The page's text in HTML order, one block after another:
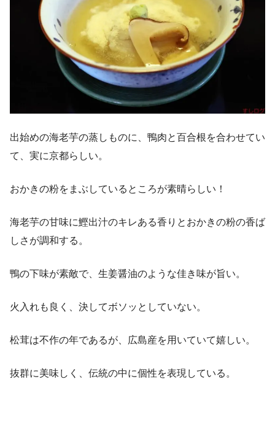
出始めの海老芋の蒸しものに、鴨肉と百合根を合わせてい
て、実に京都らしい。
おかきの粉をまぶしているところが素晴らしい！
海老芋の甘味に鰹出汁のキレある香りとおかきの粉の香ば
しさが調和する。
鴨の下味が素敵で、生姜醤油のような佳き味が旨い。
火入れも良く、決してボソッとしていない。
松茸は不作の年であるが、広島産を用いていて嬉しい。
抜群に美味しく、伝統の中に個性を表現している。